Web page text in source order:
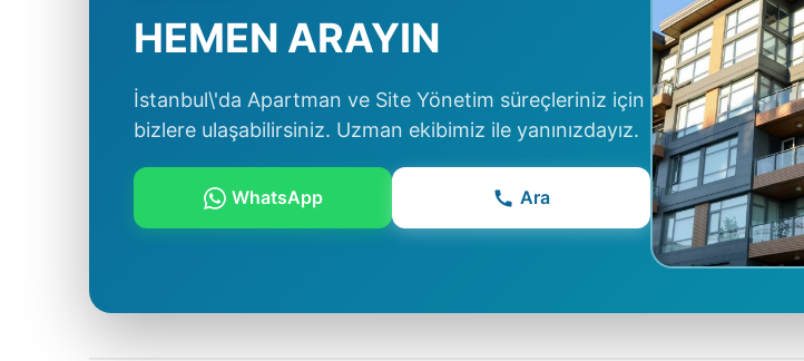
HEMEN ARAYIN
İstanbul\'da Apartman ve Site Yönetim süreçleriniz için
bizlere ulaşabilirsiniz. Uzman ekibimiz ile yanınızdayız.
WhatsApp Ara